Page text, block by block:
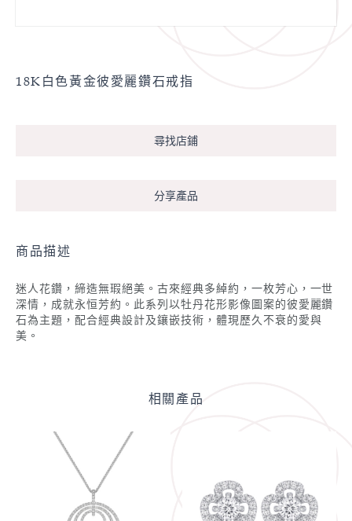
18K白色黃金彼愛麗鑽石戒指
尋找店鋪
分享產品
商品描述
迷人花鑽，締造無瑕絕美。古來經典多綽約，一枚芳心，一世
深情，成就永恒芳約。此系列以牡丹花形影像圖案的彼愛麗鑽
石為主題，配合經典設計及鑲嵌技術，體現歷久不衰的愛與
美。
相關產品